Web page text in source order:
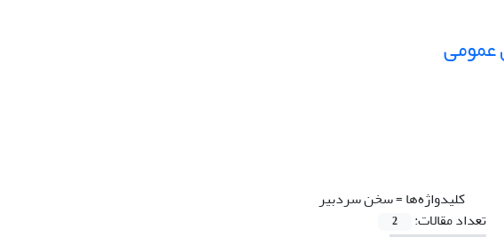
عمومی
کلیدواژه‌ها =سخن سردبیر
تعداد مقالات:
2